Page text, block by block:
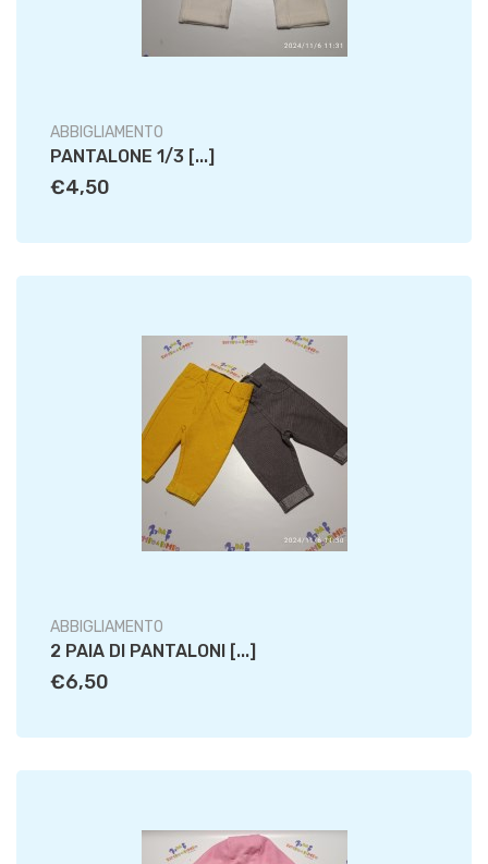
ABBIGLIAMENTO
PANTALONE 1/3 [...]
€4,50
ABBIGLIAMENTO
2 PAIA DI PANTALONI [...]
€6,50